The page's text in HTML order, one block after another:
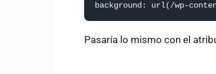
background: url(/wp-
Pasaría lo mismo con el